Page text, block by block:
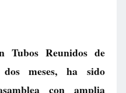
Tubos Reunidos de
meses, ha sido
con amplia